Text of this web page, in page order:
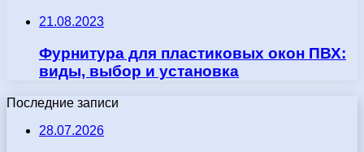
21.08.2023
Фурнитура для пластиковых окон ПВХ:
виды, выбор и установка
Последние записи
28.07.2026